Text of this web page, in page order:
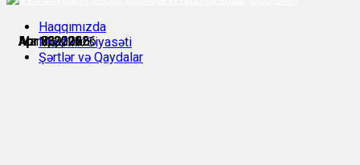
Mart 29, 2026
Apr 3, 2026
Apr 5, 2026
Apr 8, 2026
Apr 23, 2026
Apr 26, 2026
Haqqımızda
Məxfilik Siyasəti
Şərtlər və Qaydalar